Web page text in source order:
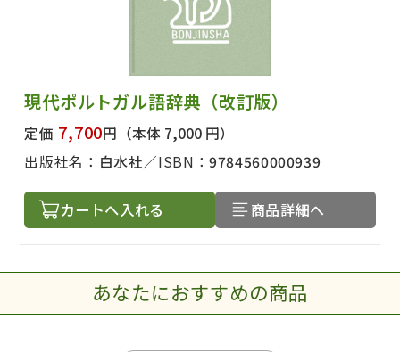
現代ポルトガル語辞典（改訂版）
定価 7,700円 （本体 7,000 円）
出版社名： 白水社 ISBN：9784560000939
カートへ入れる 商品詳細へ
あなたにおすすめの商品